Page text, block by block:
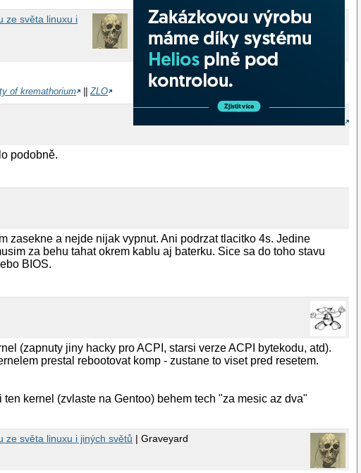
ze světa linuxu i
of kremathorium ||ZLO
podobně.
zasekne a nejde nijak vypnut. Ani podrzat tlacitko 4s. Jedine
za behu tahat okrem kablu aj baterku. Sice sa do toho stavu
BIOS.
(zapnuty jiny hacky pro ACPI, starsi verze ACPI bytekodu, atd).
prestal rebootovat komp - zustane to viset pred resetem.
kernel (zvlaste na Gentoo) behem tech "za mesic az dva"
ze světa linuxu i jiných světů | Graveyard